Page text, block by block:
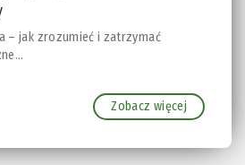
– jak zrozumieć i zatrzymać
Zobacz więcej